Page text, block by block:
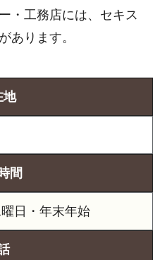
・工務店には、セキス
あります。
地
間
日・年末年始